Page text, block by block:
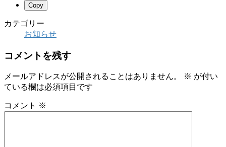
Copy
カテゴリー
お知らせ
コメントを残す
メールアドレスが公開されることはありません。 ※ が付い
ている欄は必須項目です
コメント ※